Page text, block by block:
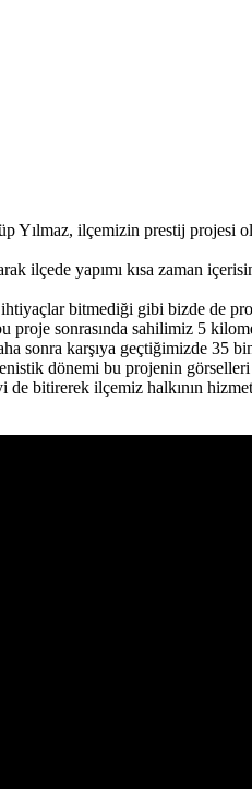
Yılmaz, ilçemizin prestij projesi
ilçede yapımı kısa zaman
bitmediği gibi bizde de
sonrasında sahilimiz 5
sonra karşıya geçtiğimizde 35
dönemi bu projenin görselleri
bitirerek ilçemiz halkının